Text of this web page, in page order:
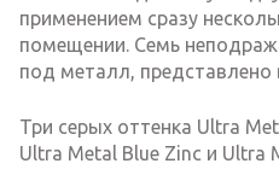
применением сразу
помещении. Семь
под металл, представлено
Три серых оттенка Ultra
Ultra Metal Blue Zinc и Ultra